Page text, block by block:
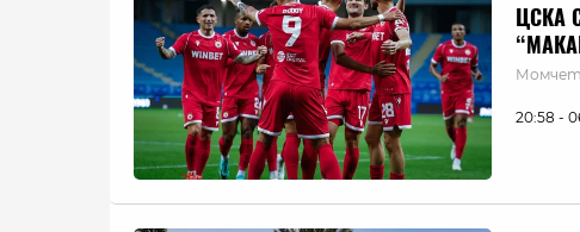
ЦСКА
20:58 -